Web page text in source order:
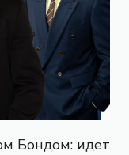
Бондом: идет